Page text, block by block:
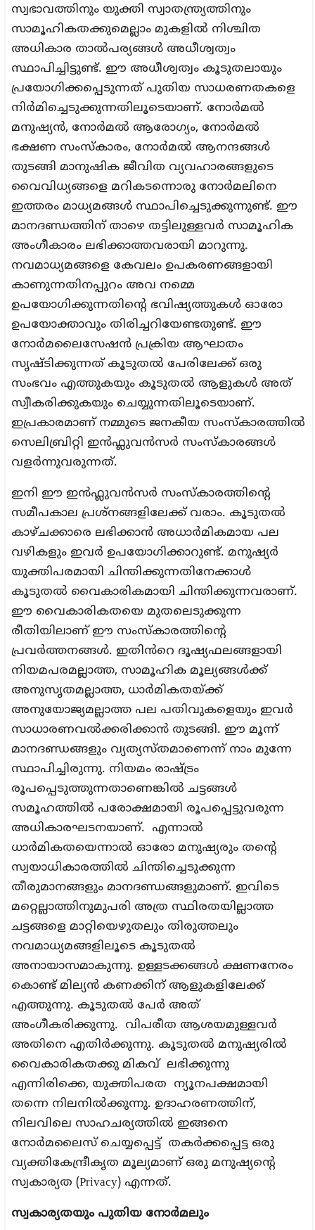
സ്വഭാവത്തിനും യുക്തി സ്വാതന്ത്ര്യത്തിനും
സാമൂഹികതക്കുമെല്ലാം മുകളിൽ നിശ്ചിത
അധികാര താൽപര്യങ്ങൾ അധീശ്വത്വം
സ്ഥാപിച്ചിട്ടുണ്ട്. ഈ അധീശ്വത്വം കൂടുതലായും
പ്രയോഗിക്കപ്പെടുന്നത് പുതിയ സാധരണതകളെ
നിർമിച്ചെടുക്കുന്നതിലൂടെയാണ്. നോർമൽ
മനുഷ്യൻ, നോർമൽ ആരോഗ്യം, നോർമൽ
ഭക്ഷണ സംസ്കാരം, നോർമൽ ആനന്ദങ്ങൾ
തുടങ്ങി മാനുഷിക ജീവിത വ്യവഹാരങ്ങളുടെ
വൈവിധ്യങ്ങളെ മറികടന്നൊരു നോർമലിനെ
ഇത്തരം മാധ്യമങ്ങൾ സ്ഥാപിച്ചെടുക്കുന്നുണ്ട്. ഈ
മാനദണ്ഡത്തിന് താഴെ തട്ടിലുള്ളവർ സാമൂഹിക
അംഗീകാരം ലഭിക്കാത്തവരായി മാറുന്നു.
നവമാധ്യമങ്ങളെ കേവലം ഉപകരണങ്ങളായി
കാണുന്നതിനപ്പുറം അവ നമ്മെ
ഉപയോഗിക്കുന്നതിന്റെ ഭവിഷ്യത്തുകൾ ഓരോ
ഉപയോക്താവും തിരിച്ചറിയേണ്ടതുണ്ട്. ഈ
നോർമലൈസേഷൻ പ്രക്രിയ ആഘാതം
സൃഷ്ടിക്കുന്നത് കൂടുതൽ പേരിലേക്ക് ഒരു
സംഭവം എത്തുകയും കൂടുതൽ ആളുകൾ അത്
സ്വീകരിക്കുകയും ചെയ്യുന്നതിലൂടെയാണ്.
ഇപ്രകാരമാണ് നമ്മുടെ ജനകീയ സംസ്കാരത്തിൽ
സെലിബ്രിറ്റി ഇൻഫ്ലുവൻസർ സംസ്കാരങ്ങൾ
വളർന്നുവരുന്നത്.
ഇനി ഈ ഇൻഫ്ലുവൻസർ സംസ്കാരത്തിന്റെ
സമീപകാല പ്രശ്നങ്ങളിലേക്ക് വരാം. കൂടുതൽ
കാഴ്ചക്കാരെ ലഭിക്കാൻ അധാർമികമായ പല
വഴികളും ഇവർ ഉപയോഗിക്കാറുണ്ട്. മനുഷ്യർ
യുക്തിപരമായി ചിന്തിക്കുന്നതിനേക്കാൾ
കൂടുതൽ വൈകാരികമായി ചിന്തിക്കുന്നവരാണ്.
ഈ വൈകാരികതയെ മുതലെടുക്കുന്ന
രീതിയിലാണ് ഈ സംസ്കാരത്തിന്റെ
പ്രവർത്തനങ്ങൾ. ഇതിൻറെ ദൂഷ്യഫലങ്ങളായി
നിയമപരമല്ലാത്ത, സാമൂഹിക മൂല്യങ്ങൾക്ക്
അനുസൃതമല്ലാത്ത, ധാർമികതയ്ക്ക്
അനുയോജ്യമല്ലാത്ത പല പതിവുകളെയും ഇവർ
സാധാരണവൽക്കരിക്കാൻ തുടങ്ങി. ഈ മൂന്ന്
മാനദണ്ഡങ്ങളും വ്യത്യസ്തമാണെന്ന് നാം മുന്നേ
സ്ഥാപിച്ചിരുന്നു. നിയമം രാഷ്ട്രം
രൂപപ്പെടുത്തുന്നതാണെങ്കിൽ ചട്ടങ്ങൾ
സമൂഹത്തിൽ പരോക്ഷമായി രൂപപ്പെട്ടുവരുന്ന
അധികാരഘടനയാണ്. എന്നാൽ
ധാർമികതയെന്നാൽ ഓരോ മനുഷ്യരും തന്റെ
സ്വയാധികാരത്തിൽ ചിന്തിച്ചെടുക്കുന്ന
തീരുമാനങ്ങളും മാനദണ്ഡങ്ങളുമാണ്. ഇവിടെ
മറ്റെല്ലാത്തിനുമുപരി അത്ര സ്ഥിരതയില്ലാത്ത
ചട്ടങ്ങളെ മാറ്റിയെഴുതലും തിരുത്തലും
നവമാധ്യമങ്ങളിലൂടെ കൂടുതൽ
അനായാസമാകുന്നു. ഉള്ളടക്കങ്ങൾ ക്ഷണനേരം
കൊണ്ട് മില്യൻ കണക്കിന് ആളുകളിലേക്ക്
എത്തുന്നു. കൂടുതൽ പേർ അത്
അംഗീകരിക്കുന്നു. വിപരീത ആശയമുള്ളവർ
അതിനെ എതിർക്കുന്നു. കൂടുതൽ മനുഷ്യരിൽ
വൈകാരികതക്കു മികവ് ലഭിക്കുന്നു
എന്നിരിക്കെ, യുക്തിപരത ന്യൂനപക്ഷമായി
തന്നെ നിലനിൽക്കുന്നു. ഉദാഹരണത്തിന്,
നിലവിലെ സാഹചര്യത്തിൽ ഇങ്ങനെ
നോർമലൈസ് ചെയ്യപ്പെട്ട് തകർക്കപ്പെട്ട ഒരു
വ്യക്തികേന്ദ്രീകൃത മൂല്യമാണ് ഒരു മനുഷ്യന്റെ
സ്വകാര്യത (Privacy) എന്നത്.
സ്വകാര്യതയും പുതിയ നോർമലും